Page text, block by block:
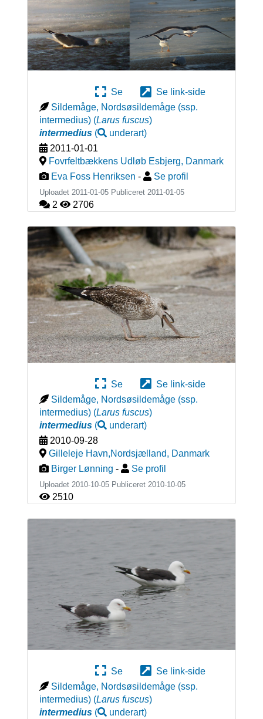
Se
Se link-side
Sildemåge, Nordsøsildemåge (ssp.
intermedius) (Larus fuscus)
intermedius( underart)
2011-01-01
Fovrfeltbækkens Udløb Esbjerg, Danmark
Eva Foss Henriksen - Se profil
Uploadet 2011-01-05 Publiceret 2011-01-05
2 2706
Se
Se link-side
Sildemåge, Nordsøsildemåge (ssp.
intermedius) (Larus fuscus)
intermedius( underart)
2010-09-28
Gilleleje Havn,Nordsjælland, Danmark
Birger Lønning - Se profil
Uploadet 2010-10-05 Publiceret 2010-10-05
2510
Se
Se link-side
Sildemåge, Nordsøsildemåge (ssp.
intermedius) (Larus fuscus)
intermedius( underart)